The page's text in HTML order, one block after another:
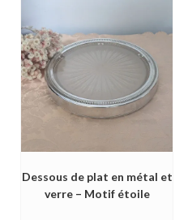
Dessous de plat en métal et
verre – Motif étoile